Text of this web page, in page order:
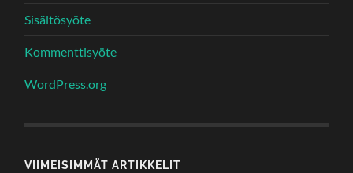
Sisältösyöte
Kommenttisyöte
WordPress.org
VIIMEISIMMÄT ARTIKKELIT